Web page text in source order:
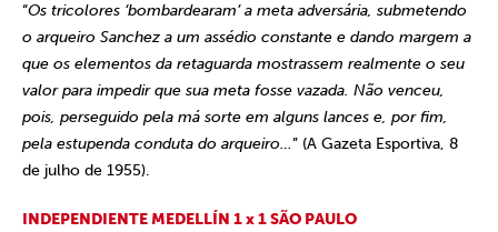
“Os tricolores ‘bombardearam’ a meta adversária, submetendo
o arqueiro Sanchez a um assédio constante e dando margem a
que os elementos da retaguarda mostrassem realmente o seu
valor para impedir que sua meta fosse vazada. Não venceu,
pois, perseguido pela má sorte em alguns lances e, por fim,
pela estupenda conduta do arqueiro…” (A Gazeta Esportiva, 8
de julho de 1955).
INDEPENDIENTE MEDELLÍN 1 x 1 SÃO PAULO